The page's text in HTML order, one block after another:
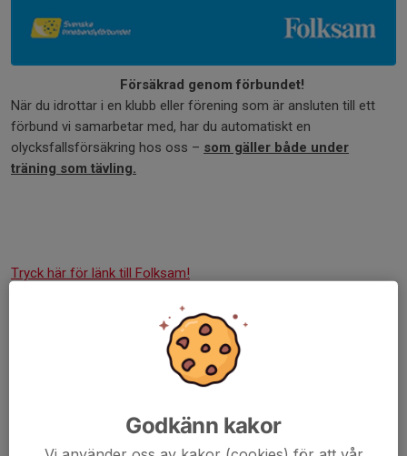
Försäkrad genom förbundet!
När du idrottar i en klubb eller förening som är ansluten till ett
förbund vi samarbetar med, har du automatiskt en
olycksfallsförsäkring hos oss – som gäller både under
träning som tävling.
Tryck här för länk till Folksam!
Råd och Vård för idrottsskador
Råd och Vård för idrottsskador är en kostnadsfri
idrottande fotboll, basket- och innebandyspelare.
Godkänn kakor